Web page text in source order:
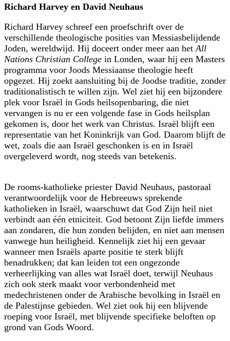
Richard Harvey en David Neuhaus
Richard Harvey schreef een proefschrift over de
verschillende theologische posities van Messiasbelijdende
Joden, wereldwijd. Hij doceert onder meer aan het All
Nations Christian College in Londen, waar hij een Masters
programma voor Joods Messiaanse theologie heeft
opgezet. Hij zoekt aansluiting bij de Joodse traditie, zonder
traditio­nalistisch te willen zijn. Wel ziet hij een bijzondere
plek voor Israël in Gods heils­openbaring, die niet
vervangen is nu er een volgende fase in Gods heilsplan
gekomen is, door het werk van Christus. Israël blijft een
representatie van het Koninkrijk van God. Daarom blijft de
wet, zoals die aan Israël geschonken is en in Israël
overgeleverd wordt, nog steeds van betekenis.
De rooms-katholieke priester David Neuhaus, pastoraal
verantwoordelijk voor de Hebreeuws sprekende
katholieken in Israël, waarschuwt dat God Zijn heil niet
verbindt aan één etniciteit. God betoont Zijn liefde immers
aan zondaren, die hun zonden belijden, en niet aan mensen
vanwege hun heiligheid. Kennelijk ziet hij een gevaar
wanneer men Israëls aparte positie te sterk blijft
benadrukken; dat kan leiden tot een ongezonde
verheerlijking van alles wat Israël doet, terwijl Neuhaus
zich ook sterk maakt voor verbondenheid met
medechristenen onder de Arabische bevolking in Israël en
de Palestijnse gebieden. Wel ziet ook hij een blijvende
roeping voor Israël, met blijvende specifieke beloften op
grond van Gods Woord.